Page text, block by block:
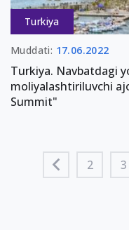
Turkiya
Muddati: 17.06.2022
Turkiya. Navbatdagi
moliyalashtiriluvchi
Summit"
2 3